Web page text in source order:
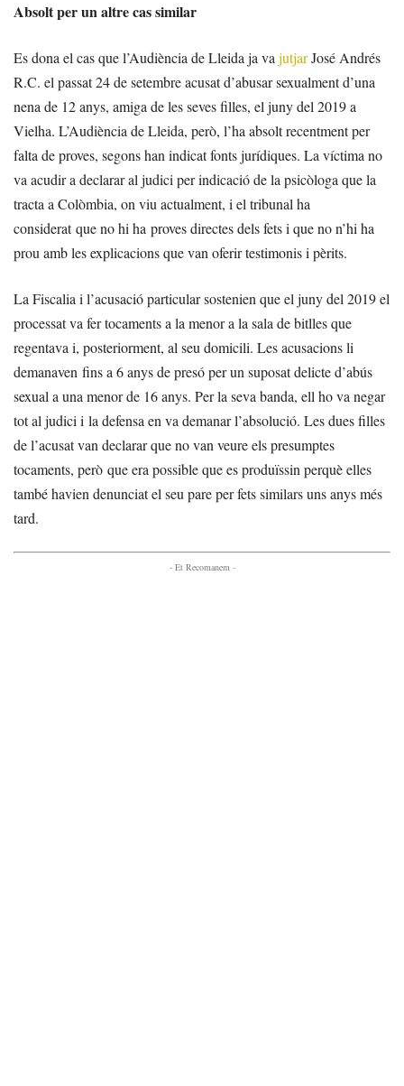
Absolt per un altre cas similar
Es dona el cas que l’Audiència de Lleida ja va jutjarJosé Andrés
R.C. el passat 24 de setembre acusat d’abusar sexualment d’una
nena de 12 anys, amiga de les seves filles, el juny del 2019 a
Vielha. L’Audiència de Lleida, però, l’ha absolt recentment per
falta de proves, segons han indicat fonts jurídiques. La víctima no
va acudir a declarar al judici per indicació de la psicòloga que la
tracta a Colòmbia, on viu actualment, i el tribunal ha
considerat que no hi ha proves directes dels fets i que no n’hi ha
prou amb les explicacions que van oferir testimonis i pèrits.
La Fiscalia i l’acusació particular sostenien que el juny del 2019 el
processat va fer tocaments a la menor a la sala de bitlles que
regentava i, posteriorment, al seu domicili. Les acusacions li
demanaven fins a 6 anys de presó per un suposat delicte d’abús
sexual a una menor de 16 anys. Per la seva banda, ell ho va negar
tot al judici i la defensa en va demanar l’absolució. Les dues filles
de l’acusat van declarar que no van veure els presumptes
tocaments, però que era possible que es produïssin perquè elles
també havien denunciat el seu pare per fets similars uns anys més
tard.
- Et Recomanem -